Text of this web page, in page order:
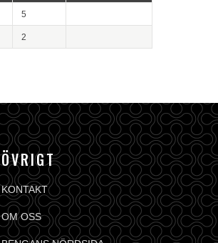
5
2
ÖVRIGT
KONTAKT
OM OSS